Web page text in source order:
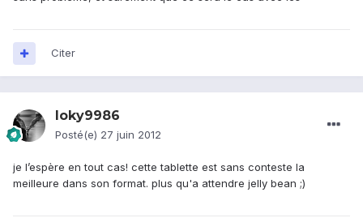
Citer
loky9986
Posté(e) 27 juin 2012
je l’espère en tout cas! cette tablette est sans conteste la
meilleure dans son format. plus qu'a attendre jelly bean ;)